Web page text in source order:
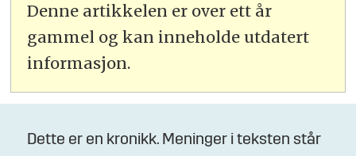
Denne artikkelen er over ett år
gammel og kan inneholde utdatert
informasjon.
Dette er en kronikk. Meninger i teksten står